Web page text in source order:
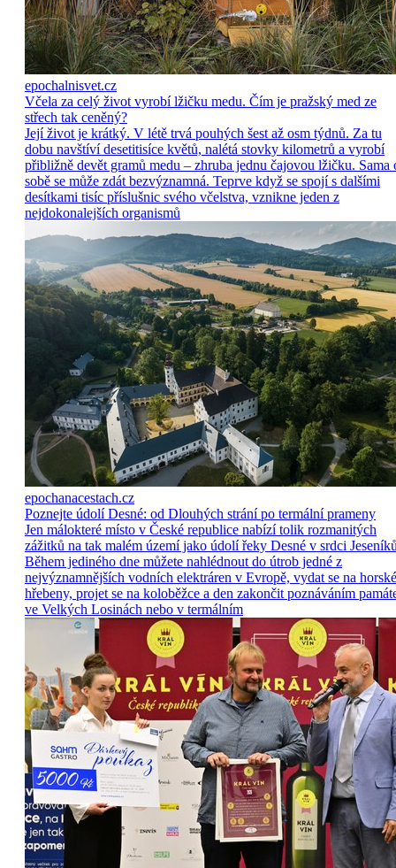
epochalnisvet.cz
Včela za celý život vyrobí lžičku medu. Čím je pražský med ze
střech tak ceněný?
Její život je krátký. V létě trvá pouhých šest až osm týdnů. Za tu
dobu navštíví desetitisíce květů, nalétá stovky kilometrů a vyrobí
přibližně devět gramů medu – zhruba jednu čajovou lžičku. Sama
sobě se může zdát bezvýznamná. Teprve když se spojí s dalšími
desítkami tisíc příslušnic svého včelstva, vznikne jeden z
nejdokonalejších organismů
epochanacestach.cz
Poznejte údolí Desné: od Dlouhých strání po termální prameny
Jen málokteré místo v České republice nabízí tolik rozmanitých
zážitků na tak malém území jako údolí řeky Desné v srdci
Během jediného dne můžete nahlédnout do útrob jedné z
nejvýznamnějších vodních elektráren v Evropě, vydat se na horské
hřebeny, projet se na koloběžce a den zakončit poznáváním
ve Velkých Losinách nebo v termálním